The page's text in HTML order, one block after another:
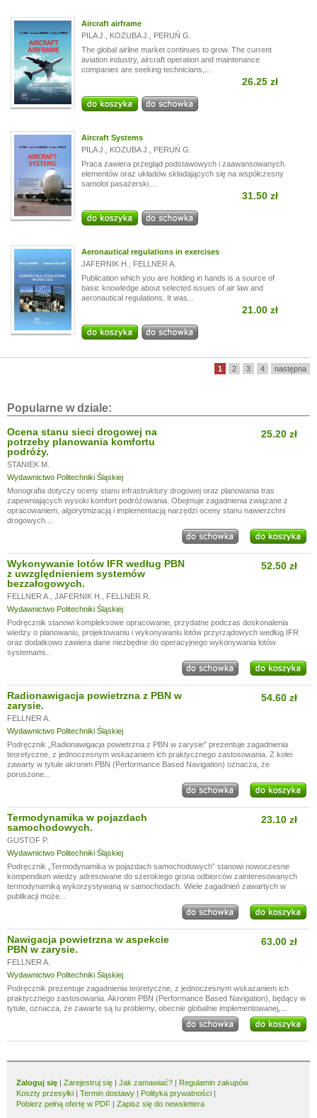
Aircraft airframe
PILA J.
KOZUBA J.
PERUŃ G.
The global airline market continues to grow. The current
aviation industry, aircraft operation and maintenance
companies are seeking technicians,...
26.25 zł
Aircraft Systems
PILA J.
KOZUBA J.
PERUŃ G.
Praca zawiera przegląd podstawowych i zaawansowanych
elementów oraz układów składających się na współczesny
samolot pasażerski....
31.50 zł
Aeronautical regulations in exercises
JAFERNIK H.
FELLNER A.
Publication which you are holding in hands is a source of
basic knowledge about selected issues of air law and
aeronautical regulations. It was...
21.00 zł
1 2 3 4 następna
Popularne w dziale:
Ocena stanu sieci drogowej na
potrzeby planowania komfortu
podróży.
STANIEK M.
Wydawnictwo Politechniki Śląskiej
25.20 zł
Monografia dotyczy oceny stanu infrastruktury drogowej oraz planowania tras
zapewniających wysoki komfort podróżowania. Obejmuje zagadnienia związane z
opracowaniem, algorytmizacją i implementacją narzędzi oceny stanu nawierzchni
drogowych....
Wykonywanie lotów IFR według PBN
z uwzględnieniem systemów
bezzałogowych.
FELLNER A. JAFERNIK H.
FELLNER R.
Wydawnictwo Politechniki Śląskiej
52.50 zł
Podręcznik stanowi kompleksowe opracowanie, przydatne podczas doskonalenia
wiedzy o planowaniu, projektowaniu i wykonywaniu lotów przyrządowych według IFR
oraz dodatkowo zawiera dane niezbędne do operacyjnego wykonywania lotów
systemami...
Radionawigacja powietrzna z PBN w
zarysie.
FELLNER A.
Wydawnictwo Politechniki Śląskiej
54.60 zł
Podręcznik „Radionawigacja powietrzna z PBN w zarysie” prezentuje zagadnienia
teoretyczne, z jednoczesnym wskazaniem ich praktycznego zastosowania. Z kolei
zawarty w tytule akronim PBN (Performance Based Navigation) oznacza, że
poruszone...
Termodynamika w pojazdach
samochodowych.
GUSTOF P.
Wydawnictwo Politechniki Śląskiej
23.10 zł
Podręcznik „Termodynamika w pojazdach samochodowych” stanowi nowoczesne
kompendium wiedzy adresowane do szerokiego grona odbiorców zainteresowanych
termodynamiką wykorzystywaną w samochodach. Wiele zagadnień zawartych w
publikacji może...
Nawigacja powietrzna w aspekcie
PBN w zarysie.
FELLNER A.
Wydawnictwo Politechniki Śląskiej
63.00 zł
Podręcznik prezentuje zagadnienia teoretyczne, z jednoczesnym wskazaniem ich
praktycznego zastosowania. Akronim PBN (Performance Based Navigation), będący w
tytule, oznacza, że zawarte są tu problemy, obecnie globalnie implementowanej,...
Zaloguj się | Zarejestruj się | Jak zamawiać? | Regulamin zakupów
Koszty przesyłki | Termin dostawy | Polityka prywatności |
Pobierz pełną ofertę w PDF | Zapisz się do newslettera